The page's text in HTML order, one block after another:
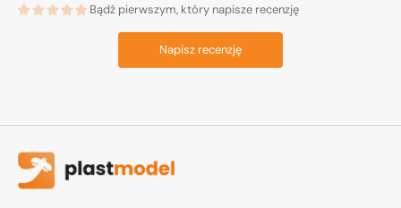
Bądź pierwszym, który napisze recenzję
Napisz recenzję